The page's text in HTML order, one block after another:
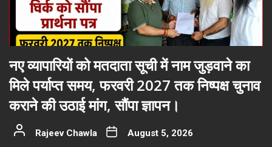
नए व्यापारियों को मतदाता सूची में नाम जुड़वाने का
मिले पर्याप्त समय, फरवरी 2027 तक निष्पक्ष चुनाव
कराने की उठाई मांग, सौंपा ज्ञापन।
Rajeev Chawla August 5, 2026